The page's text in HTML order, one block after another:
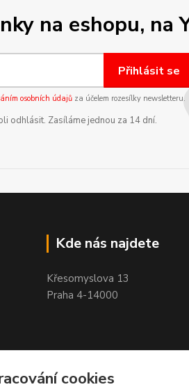
na eshopu, na
Přihlásit se
osobních údajůza účelem rozesílky newsletteru.
odhlásit. Zasíláme jednou za 14 dní.
Kde nás najdete
Křesomyslova 13
Praha 4-14000
cookies